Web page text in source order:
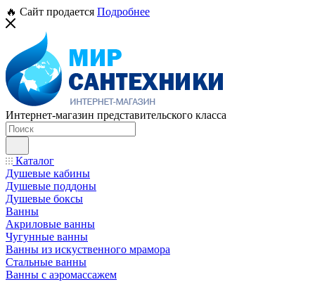
🔥 Сайт продается Подробнее
Интернет-магазин представительского класса
Каталог
Душевые кабины
Душевые поддоны
Душевые боксы
Ванны
Акриловые ванны
Чугунные ванны
Ванны из искуственного мрамора
Стальные ванны
Ванны с аэромассажем